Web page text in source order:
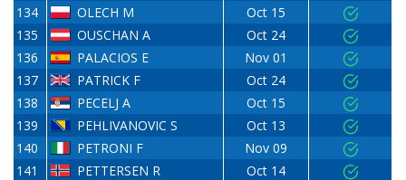
134
OLECH M
Oct 15
135
OUSCHAN A
Oct 24
136
PALACIOS E
Nov 01
137
PATRICK F
Oct 24
138
PECELJ A
Oct 15
139
PEHLIVANOVIC S
Oct 13
140
PETRONI F
Nov 09
141
PETTERSEN R
Oct 14